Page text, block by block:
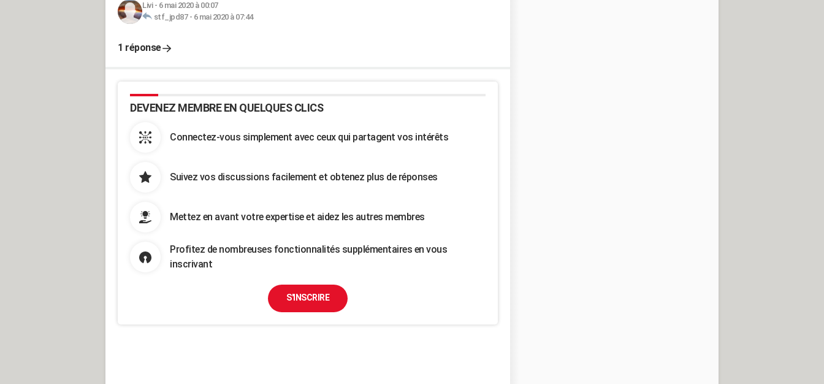
Livi- 6 mai 2020 à 00:07
stf_jpd87- 6 mai 2020 à 07:44
1 réponse
DEVENEZ MEMBRE EN QUELQUES CLICS
Connectez-vous simplement avec ceux qui partagent vos intérêts
Suivez vos discussions facilement et obtenez plus de réponses
Mettez en avant votre expertise et aidez les autres membres
Profitez de nombreuses fonctionnalités supplémentaires en vous
inscrivant
S'INSCRIRE